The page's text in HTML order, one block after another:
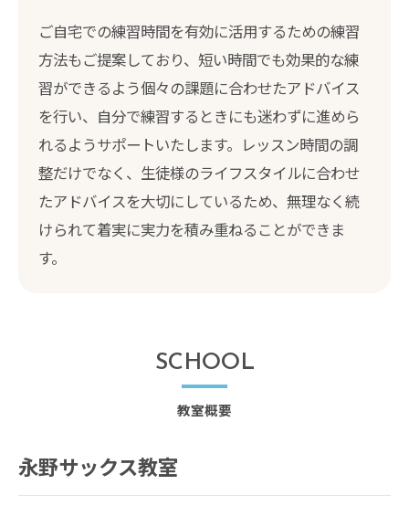
ご自宅での練習時間を有効に活用するための練習
方法もご提案しており、短い時間でも効果的な練
習ができるよう個々の課題に合わせたアドバイス
を行い、自分で練習するときにも迷わずに進めら
れるようサポートいたします。レッスン時間の調
整だけでなく、生徒様のライフスタイルに合わせ
たアドバイスを大切にしているため、無理なく続
けられて着実に実力を積み重ねることができま
す。
教室概要
SCHOOL
永野サックス教室